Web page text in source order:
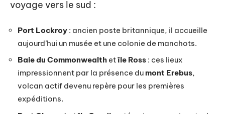
voyage vers le sud :
Port Lockroy : ancien poste britannique, il accueille
aujourd’hui un musée et une colonie de manchots.
Baie du Commonwealth etîle Ross : ces lieux
impressionnent par la présence dumont Erebus,
volcan actif devenu repère pour les premières
expéditions.